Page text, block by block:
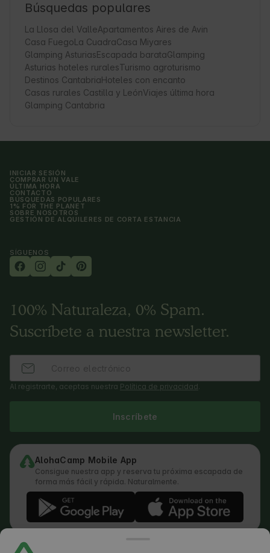
Búsquedas populares
La Llosa del ValleApartamentos Aires de Avin
Casa FuegoLa CuadraCasa Miyares
Glamping AsturiasEscapada barataGlamping
Asturias hoteles ruralesTurismo agroturismo
Destinos CantabriaHoteles con encanto
Casas rurales Castilla y LeónViajes última hora
Glamping Cantabria
INICIAR SESIÓN
COMPRAR UN VALE
ÚLTIMA HORA
CONTACTO
BÚSQUEDAS POPULARES
1% FOR THE PLANET
SOBRE NOSOTROS
GESTIÓN DE ALQUILERES DE CORTA ESTANCIA
SÍGUENOS
100% Naturaleza, 0% Spam.
Suscríbete a nuestra newsletter.
Al registrarte, aceptas nuestra Política de privacidad.
Inscríbete
AlohaCamp Mobile App
Consigue nuestra app y reserva tu próxima escapada de
forma más fácil y rápida. Naturalmente.